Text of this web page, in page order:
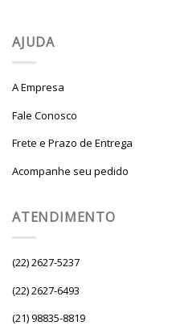
AJUDA
A Empresa
Fale Conosco
Frete e Prazo de Entrega
Acompanhe seu pedido
ATENDIMENTO
(22) 2627-5237
(22) 2627-6493
(21) 98835-8819